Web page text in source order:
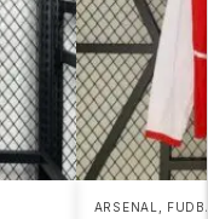
ARSENAL